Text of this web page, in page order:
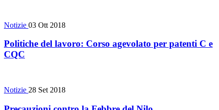
Notizie 03 Ott 2018
Politiche del lavoro: Corso agevolato per patenti C e
CQC
Notizie 28 Set 2018